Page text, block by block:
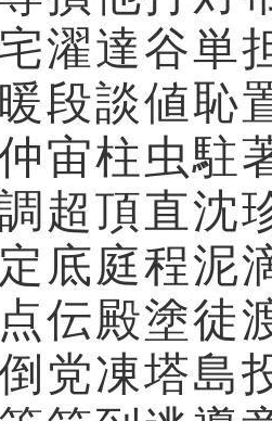
宅濯達谷単
暖段談値恥
宙柱 虫駐
調 超頂直沈
定 底 庭程泥
点伝 殿塗徒
党凍塔島